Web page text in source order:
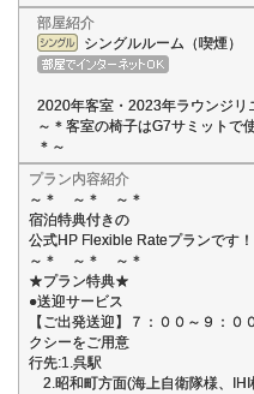
部屋紹介
シングルルーム（喫煙）
2020年客室・2023年ラウンジリ
～＊客室の椅子はG7サミットで
＊～
プラン内容紹介
～＊ ～＊ ～＊
宿泊特典付きの
公式HP Flexible Rateプランです！
～＊ ～＊ ～＊
★プラン特典★
●送迎サービス
【ご出発送迎】７：００～９：
クシーをご用意
行先:1.呉駅
2.昭和町方面(海上自衛隊様、